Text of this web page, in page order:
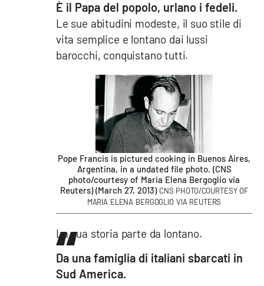
È il Papa del popolo, urlano i fedeli.
Le sue abitudini modeste, il suo stile di
vita semplice e lontano dai lussi
barocchi, conquistano tutti.
Pope Francis is pictured cooking in Buenos Aires,
Argentina, in a undated file photo. (CNS
photo/courtesy of Maria Elena Bergoglio via
Reuters) (March 27, 2013) CNS PHOTO/COURTESY OF
MARIA ELENA BERGOGLIO VIA REUTERS
La sua storia parte da lontano.
Da una famiglia di italiani sbarcati in
Sud America.